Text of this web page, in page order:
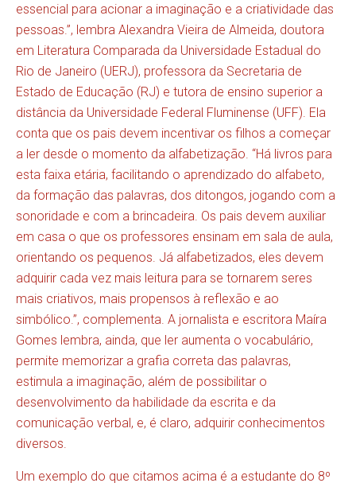
essencial para acionar a imaginação e a criatividade das
pessoas.”, lembra Alexandra Vieira de Almeida, doutora
em Literatura Comparada da Universidade Estadual do
Rio de Janeiro (UERJ), professora da Secretaria de
Estado de Educação (RJ) e tutora de ensino superior a
distância da Universidade Federal Fluminense (UFF). Ela
conta que os pais devem incentivar os filhos a começar
a ler desde o momento da alfabetização. “Há livros para
esta faixa etária, facilitando o aprendizado do alfabeto,
da formação das palavras, dos ditongos, jogando com a
sonoridade e com a brincadeira. Os pais devem auxiliar
em casa o que os professores ensinam em sala de aula,
orientando os pequenos. Já alfabetizados, eles devem
adquirir cada vez mais leitura para se tornarem seres
mais criativos, mais propensos à reflexão e ao
simbólico.”, complementa. A jornalista e escritora Maíra
Gomes lembra, ainda, que ler aumenta o vocabulário,
permite memorizar a grafia correta das palavras,
estimula a imaginação, além de possibilitar o
desenvolvimento da habilidade da escrita e da
comunicação verbal, e, é claro, adquirir conhecimentos
diversos.
Um exemplo do que citamos acima é a estudante do 8º